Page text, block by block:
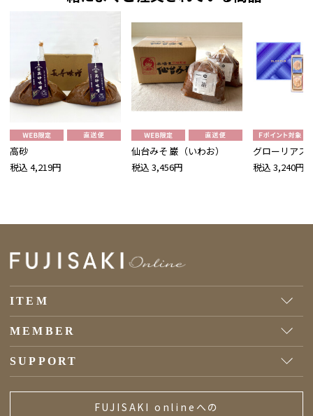
高砂
税込 4,219円
仙台みそ 巌（いわお）
税込 3,456円
グローリアス
税込 3,240円
ITEM
MEMBER
SUPPORT
FUJISAKI onlineへの